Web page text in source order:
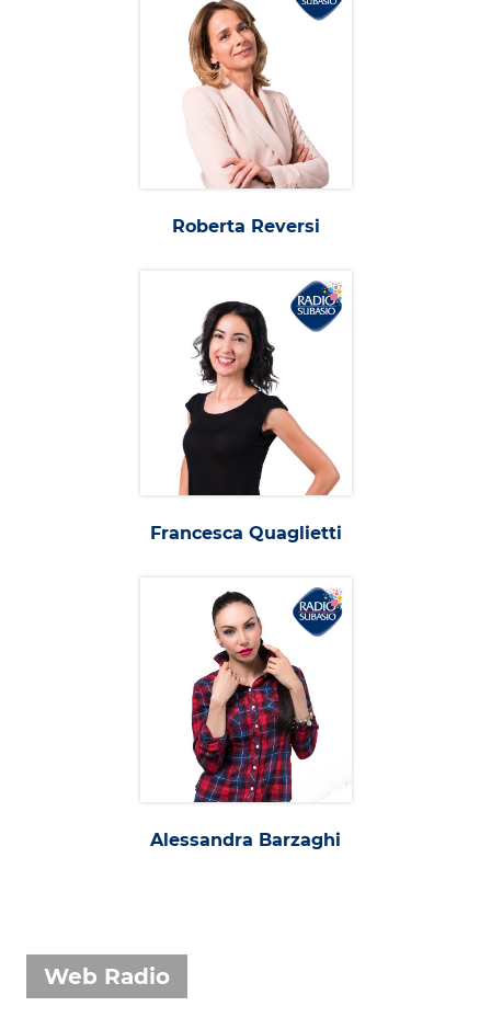
Roberta Reversi
Francesca Quaglietti
Alessandra Barzaghi
Web Radio